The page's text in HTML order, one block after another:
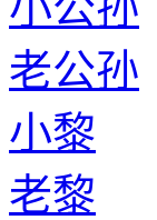
老公孙
小黎
老黎